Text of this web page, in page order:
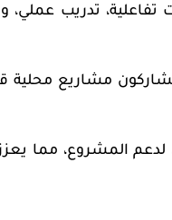
تدريب عملي،
مشاريع محلية
المشروع، مما يعزز